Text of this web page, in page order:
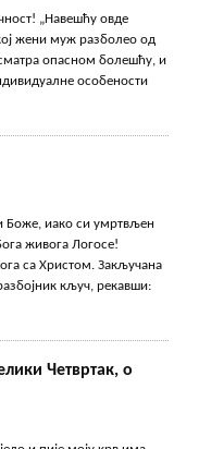
„Навешћу овде
жени муж разболео од
опасном болешћу, и
особености
Боже, иако си умртвљен
живога Логосе!
са Христом. Закључана
кључ, рекавши:
Четвртак, о